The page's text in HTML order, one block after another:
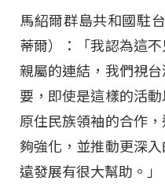
馬紹爾群島共和國駐
蒂爾）：「我認為這
親屬的連結，我們視
要，即使是這樣的活
原住民族領袖的合作
夠強化，並推動更深
遠發展有很大幫助。」